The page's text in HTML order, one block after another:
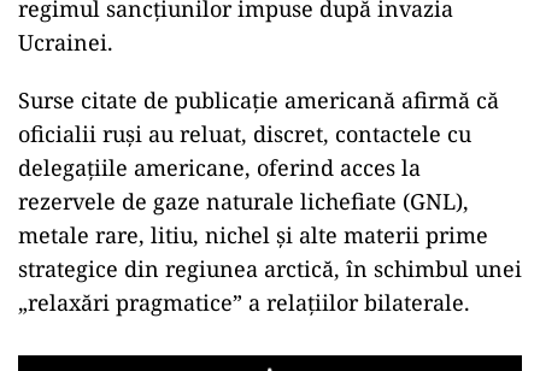
regimul sancțiunilor impuse după invazia
Ucrainei.
Surse citate de publicație americană afirmă că
oficialii ruși au reluat, discret, contactele cu
delegațiile americane, oferind acces la
rezervele de gaze naturale lichefiate (GNL),
metale rare, litiu, nichel și alte materii prime
strategice din regiunea arctică, în schimbul unei
„relaxări pragmatice” a relațiilor bilaterale.